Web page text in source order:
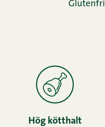
Glutenfri
Hög kötthalt